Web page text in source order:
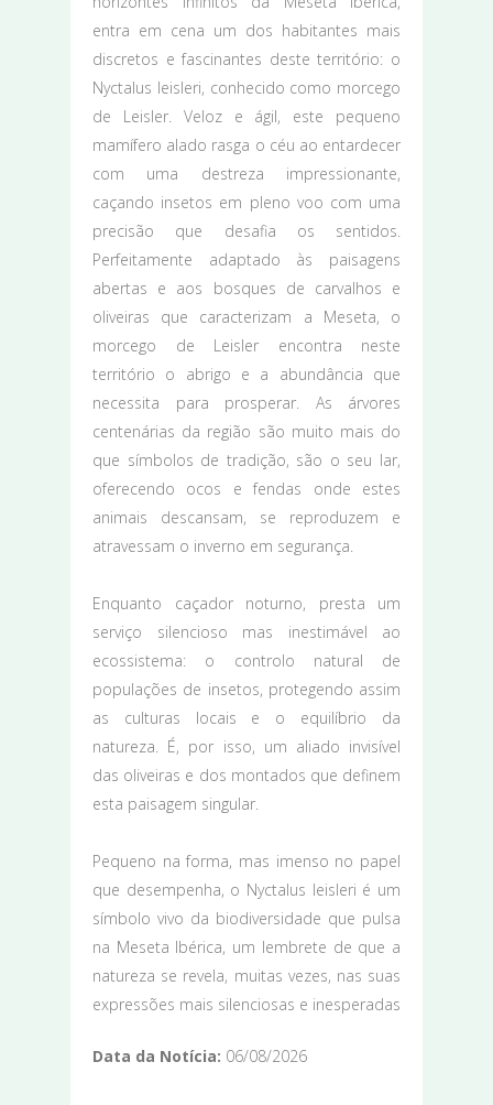
entra em cena um dos habitantes mais
discretos e fascinantes deste território: o
Nyctalus leisleri, conhecido como morcego
de Leisler. Veloz e ágil, este pequeno
mamífero alado rasga o céu ao entardecer
com uma destreza impressionante,
caçando insetos em pleno voo com uma
precisão que desafia os sentidos.
Perfeitamente adaptado às paisagens
abertas e aos bosques de carvalhos e
oliveiras que caracterizam a Meseta, o
morcego de Leisler encontra neste
território o abrigo e a abundância que
necessita para prosperar. As árvores
centenárias da região são muito mais do
que símbolos de tradição, são o seu lar,
oferecendo ocos e fendas onde estes
animais descansam, se reproduzem e
atravessam o inverno em segurança.
Enquanto caçador noturno, presta um
serviço silencioso mas inestimável ao
ecossistema: o controlo natural de
populações de insetos, protegendo assim
as culturas locais e o equilíbrio da
natureza. É, por isso, um aliado invisível
das oliveiras e dos montados que definem
esta paisagem singular.
Pequeno na forma, mas imenso no papel
que desempenha, o Nyctalus leisleri é um
símbolo vivo da biodiversidade que pulsa
na Meseta Ibérica, um lembrete de que a
natureza se revela, muitas vezes, nas suas
expressões mais silenciosas e inesperadas
Data da Notícia: 06/08/2026